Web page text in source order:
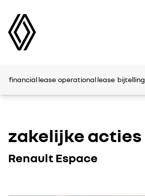
financial lease operational lease bijtelling
zakelijke acties
Renault Espace